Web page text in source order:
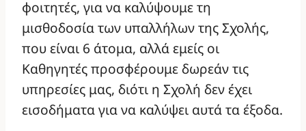
φοιτητές, για να καλύψουμε τη
μισθοδοσία των υπαλλήλων της Σχολής,
που είναι 6 άτομα, αλλά εμείς οι
Καθηγητές προσφέρουμε δωρεάν τις
υπηρεσίες μας, διότι η Σχολή δεν έχει
εισοδήματα για να καλύψει αυτά τα έξοδα.